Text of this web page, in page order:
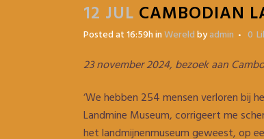
12 JUL CAMBODIAN
Posted at 16:59hinWereldbyadmin 0
23 november 2024, bezoek aan
‘We hebben 254 mensen verloren bij
Landmine Museum, corrigeert me
het landmijnenmuseum geweest, op